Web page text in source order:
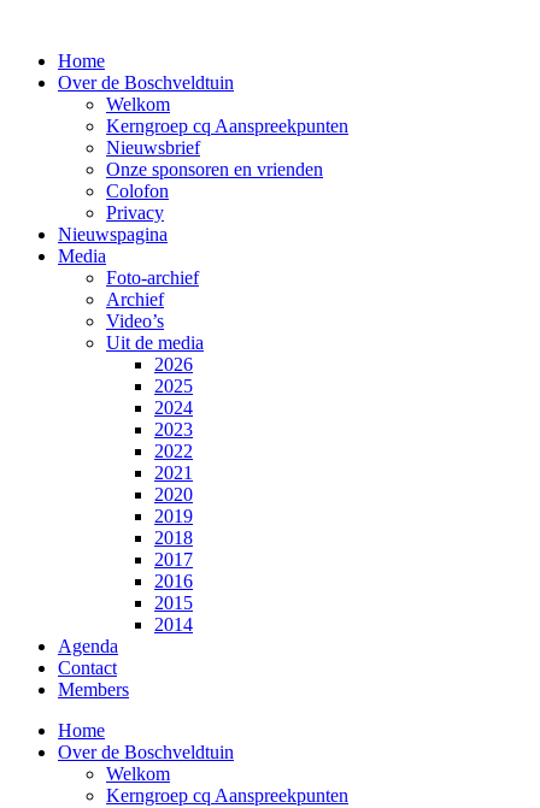
Home
Over de Boschveldtuin
Welkom
Kerngroep cq Aanspreekpunten
Nieuwsbrief
Onze sponsoren en vrienden
Colofon
Privacy
Nieuwspagina
Media
Foto-archief
Archief
Video’s
Uit de media
2026
2025
2024
2023
2022
2021
2020
2019
2018
2017
2016
2015
2014
Agenda
Contact
Members
Home
Over de Boschveldtuin
Welkom
Kerngroep cq Aanspreekpunten